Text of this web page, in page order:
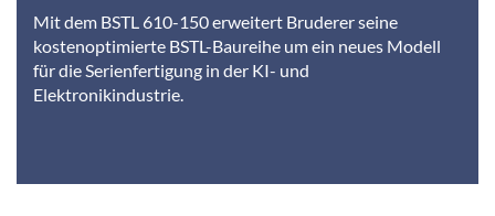
Mit dem BSTL 610-150 erweitert Bruderer seine
kostenoptimierte BSTL-Baureihe um ein neues Modell
für die Serienfertigung in der KI- und
Elektronikindustrie.